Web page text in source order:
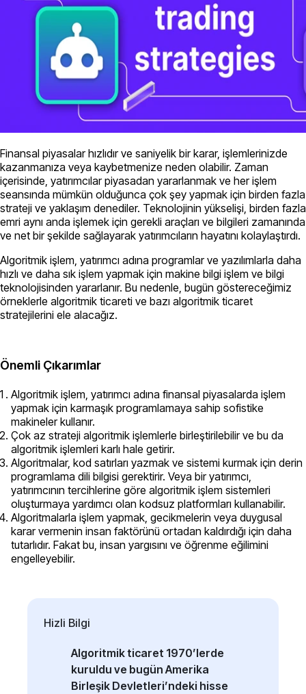
Finansal piyasalar hızlıdır ve saniyelik bir karar, işlemlerinizde
kazanmanıza veya kaybetmenize neden olabilir. Zaman
içerisinde, yatırımcılar piyasadan yararlanmak ve her işlem
seansında mümkün olduğunca çok şey yapmak için birden fazla
strateji ve yaklaşım denediler. Teknolojinin yükselişi, birden fazla
emri aynı anda işlemek için gerekli araçları ve bilgileri zamanında
ve net bir şekilde sağlayarak yatırımcıların hayatını kolaylaştırdı.
Algoritmik işlem, yatırımcı adına programlar ve yazılımlarla daha
hızlı ve daha sık işlem yapmak için makine bilgi işlem ve bilgi
teknolojisinden yararlanır. Bu nedenle, bugün göstereceğimiz
örneklerle algoritmik ticareti ve bazı algoritmik ticaret
stratejilerini ele alacağız.
Önemli Çıkarımlar
Algoritmik işlem, yatırımcı adına finansal piyasalarda işlem
yapmak için karmaşık programlamaya sahip sofistike
makineler kullanır.
Çok az strateji algoritmik işlemlerle birleştirilebilir ve bu da
algoritmik işlemleri karlı hale getirir.
Algoritmalar, kod satırları yazmak ve sistemi kurmak için derin
programlama dili bilgisi gerektirir. Veya bir yatırımcı,
yatırımcının tercihlerine göre algoritmik işlem sistemleri
oluşturmaya yardımcı olan kodsuz platformları kullanabilir.
Algoritmalarla işlem yapmak, gecikmelerin veya duygusal
karar vermenin insan faktörünü ortadan kaldırdığı için daha
tutarlıdır. Fakat bu, insan yargısını ve öğrenme eğilimini
engelleyebilir.
Algoritmik ticaret 1970’lerde
kuruldu ve bugün Amerika
Birleşik Devletleri’ndeki hisse
Hizli Bilgi